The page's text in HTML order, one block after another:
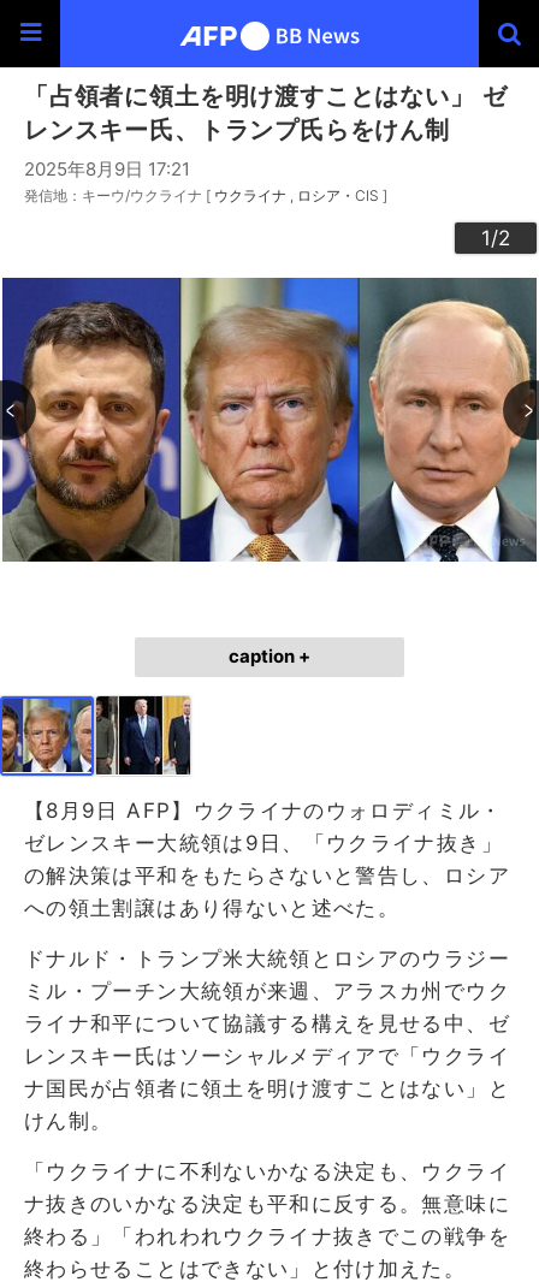
「占領者に領土を明け渡すことはない」 ゼ
レンスキー氏、トランプ氏らをけん制
2025年8月9日 17:21
発信地：キーウ/ウクライナ [ ウクライナ ロシア・CIS ]
1/2
2/2
caption +
【8月9日 AFP】ウクライナのウォロディミル・
ゼレンスキー大統領は9日、「ウクライナ抜き」
の解決策は平和をもたらさないと警告し、ロシア
への領土割譲はあり得ないと述べた。
ドナルド・トランプ米大統領とロシアのウラジー
ミル・プーチン大統領が来週、アラスカ州でウク
ライナ和平について協議する構えを見せる中、ゼ
レンスキー氏はソーシャルメディアで「ウクライ
ナ国民が占領者に領土を明け渡すことはない」と
けん制。
「ウクライナに不利ないかなる決定も、ウクライ
ナ抜きのいかなる決定も平和に反する。無意味に
終わる」「われわれウクライナ抜きでこの戦争を
終わらせることはできない」と付け加えた。